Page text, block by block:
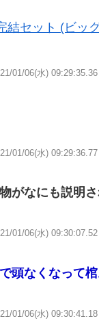
結セット (ビッ
01/06(水)
01/06(水)
がなにも説明
01/06(水) 09:30:07.52
頭なくなって
01/06(水) 09:30:41.18